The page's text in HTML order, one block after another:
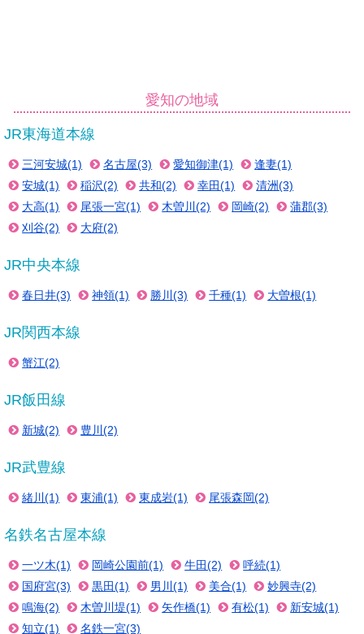
愛知の地域
JR東海道本線
三河安城(1) 名古屋(3) 愛知御津(1)
逢妻(1)
安城(1)
稲沢(2) 共和(2) 幸田(1)
清洲(3)
大高(1)
尾張一宮(1) 木曽川(2) 岡崎(2)
蒲郡(3)
刈谷(2)
大府(2)
JR中央本線
春日井(3) 神領(1) 勝川(3) 千種(1) 大曽根(1)
JR関西本線
蟹江(2)
JR飯田線
新城(2) 豊川(2)
JR武豊線
緒川(1) 東浦(1) 東成岩(1) 尾張森岡(2)
名鉄名古屋本線
一ツ木(1) 岡崎公園前(1) 牛田(2)
呼続(1)
国府宮(3)
黒田(1) 男川(1) 美合(1)
妙興寺(2)
鳴海(2)
木曽川堤(1) 矢作橋(1) 有松(1)
新安城(1)
知立(1)
名鉄一宮(3)